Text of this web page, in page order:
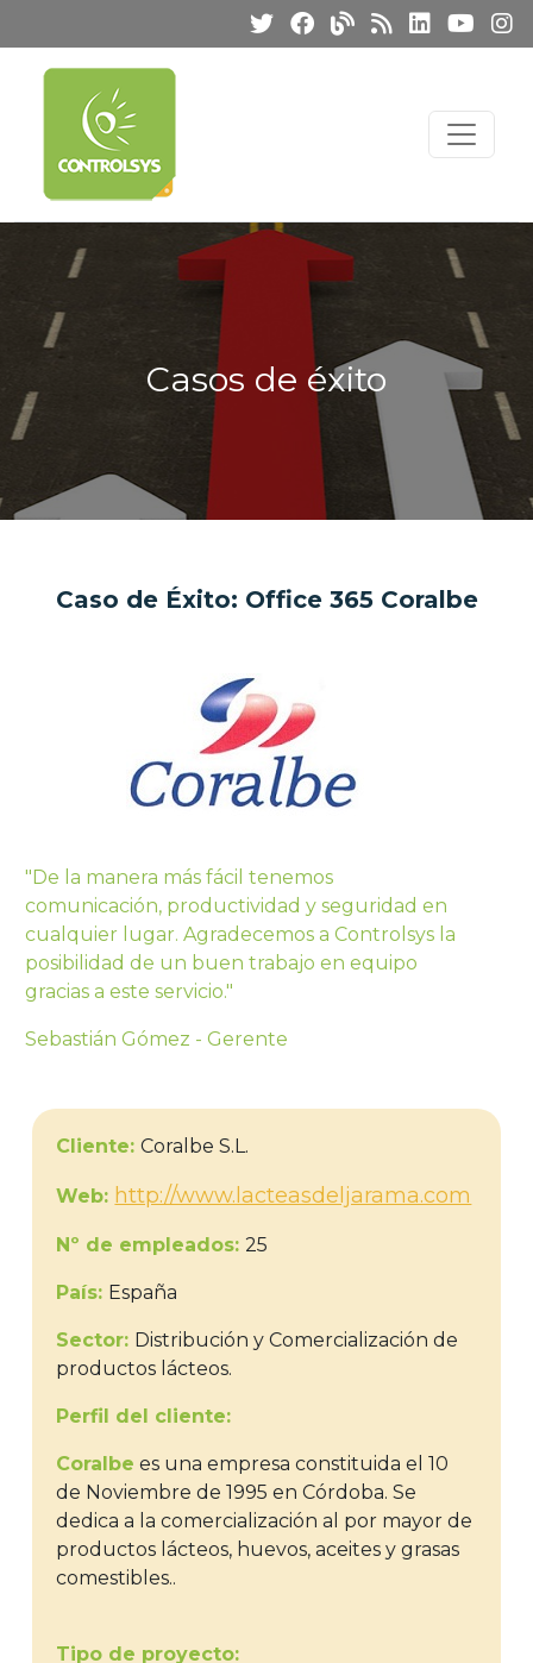
Casos de éxito
Caso de Éxito: Office 365 Coralbe
"De la manera más fácil tenemos
comunicación, productividad y seguridad en
cualquier lugar. Agradecemos a Controlsys la
posibilidad de un buen trabajo en equipo
gracias a este servicio."
Sebastián Gómez - Gerente
Cliente:Coralbe S.L.
Web: http://www.lacteasdeljarama.com
Nº de empleados:25
País: España
Sector: Distribución y Comercialización de
productos lácteos.
Perfil del cliente:
Coralbe es una empresa constituida el 10
de Noviembre de 1995 en Córdoba. Se
dedica a la comercialización al por mayor de
productos lácteos, huevos, aceites y grasas
comestibles..
Tipo de proyecto: